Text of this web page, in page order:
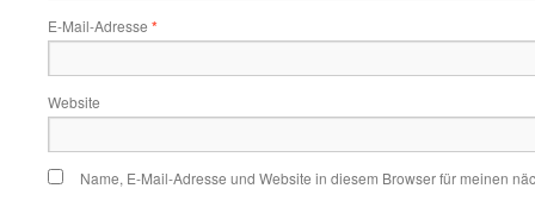
E-Mail-Adresse *
Website
Name, E-Mail-Adresse und Website in diesem Browser für meinen